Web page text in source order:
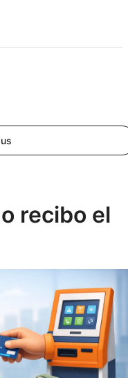
recibo el